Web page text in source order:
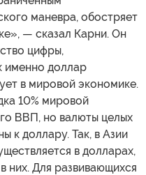
маневра, обостряет
— сказал Карни. Он
цифры,
именно доллар
в мировой экономике.
10% мировой
ВВП, но валюты целых
к доллару. Так, в Азии
в долларах,
них. Для развивающихся